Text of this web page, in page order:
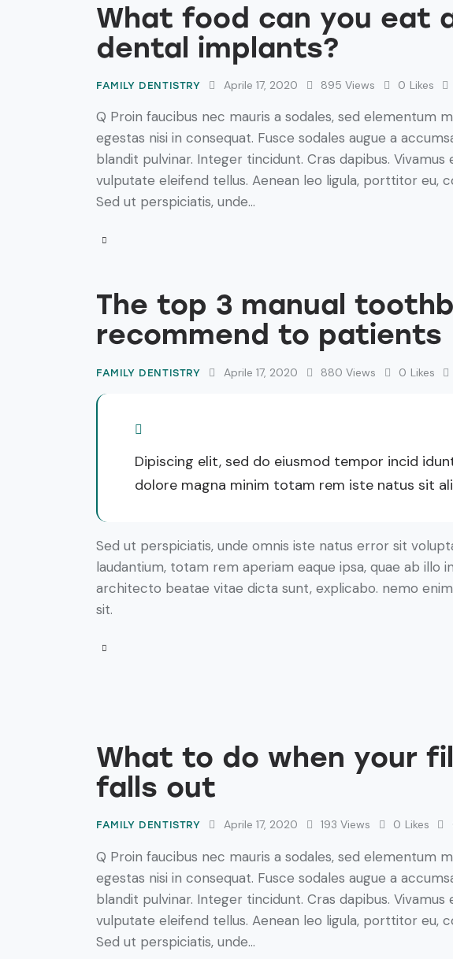
What food can you eat
dental implants?
FAMILY DENTISTRY Aprile 17, 2020 895 Views 0 Likes
Q Proin faucibus nec mauris a sodales, sed elementum
egestas nisi in consequat. Fusce sodales augue a
blandit pulvinar. Integer tincidunt. Cras dapibus.
vulputate eleifend tellus. Aenean leo ligula, porttitor eu,
Sed ut perspiciatis, unde…
The top 3 manual
recommend to patients
FAMILY DENTISTRY Aprile 17, 2020 880 Views 0 Likes
Dipiscing elit, sed do eiusmod tempor incid
dolore magna minim totam rem iste natus sit
Sed ut perspiciatis, unde omnis iste natus error sit
laudantium, totam rem aperiam eaque ipsa, quae ab illo
architecto beatae vitae dicta sunt, explicabo. nemo
sit.
What to do when your
falls out
FAMILY DENTISTRY Aprile 17, 2020 193 Views 0 Likes
Q Proin faucibus nec mauris a sodales, sed elementum
egestas nisi in consequat. Fusce sodales augue a
blandit pulvinar. Integer tincidunt. Cras dapibus.
vulputate eleifend tellus. Aenean leo ligula, porttitor eu,
Sed ut perspiciatis, unde…